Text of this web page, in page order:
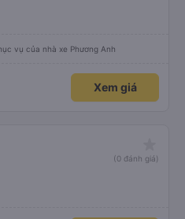
vụ của nhà xe Phương Anh
Xem giá
(0 đánh giá)